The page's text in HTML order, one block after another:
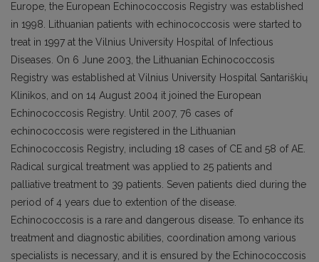
Europe, the European Echinococcosis Registry was established
in 1998. Lithuanian patients with echinococcosis were started to
treat in 1997 at the Vilnius University Hospital of Infectious
Diseases. On 6 June 2003, the Lithuanian Echinococcosis
Registry was established at Vilnius University Hospital Santariškių
Klinikos, and on 14 August 2004 it joined the European
Echinococcosis Registry. Until 2007, 76 cases of
echinococcosis were registered in the Lithuanian
Echinococcosis Registry, including 18 cases of CE and 58 of AE.
Radical surgical treatment was applied to 25 patients and
palliative treatment to 39 patients. Seven patients died during the
period of 4 years due to extention of the disease.
Echinococcosis is a rare and dangerous disease. To enhance its
treatment and diagnostic abilities, coordination among various
specialists is necessary, and it is ensured by the Echinococcosis